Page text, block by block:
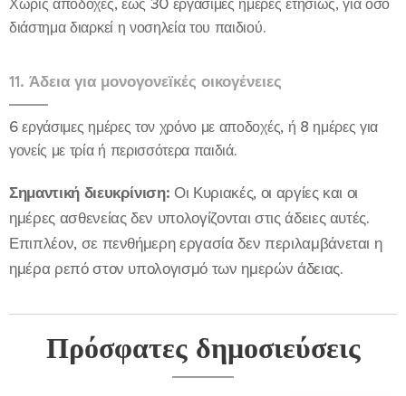
Χωρίς αποδοχές, έως 30 εργάσιμες ημέρες ετησίως, για όσο
διάστημα διαρκεί η νοσηλεία του παιδιού.
11. Άδεια για μονογονεϊκές οικογένειες
6 εργάσιμες ημέρες τον χρόνο με αποδοχές, ή 8 ημέρες για
γονείς με τρία ή περισσότερα παιδιά.
Σημαντική διευκρίνιση: Οι Κυριακές, οι αργίες και οι
ημέρες ασθενείας δεν υπολογίζονται στις άδειες αυτές.
Επιπλέον, σε πενθήμερη εργασία δεν περιλαμβάνεται η
ημέρα ρεπό στον υπολογισμό των ημερών άδειας.
Πρόσφατες δημοσιεύσεις